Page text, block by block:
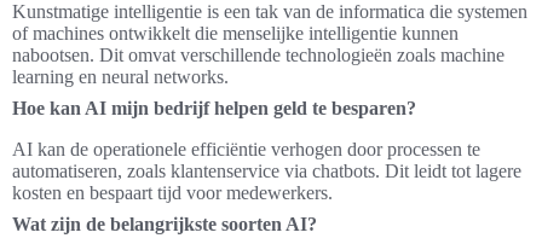
Kunstmatige intelligentie is een tak van de informatica die systemen
of machines ontwikkelt die menselijke intelligentie kunnen
nabootsen. Dit omvat verschillende technologieën zoals machine
learning en neural networks.
Hoe kan AI mijn bedrijf helpen geld te besparen?
AI kan de operationele efficiëntie verhogen door processen te
automatiseren, zoals klantenservice via chatbots. Dit leidt tot lagere
kosten en bespaart tijd voor medewerkers.
Wat zijn de belangrijkste soorten AI?